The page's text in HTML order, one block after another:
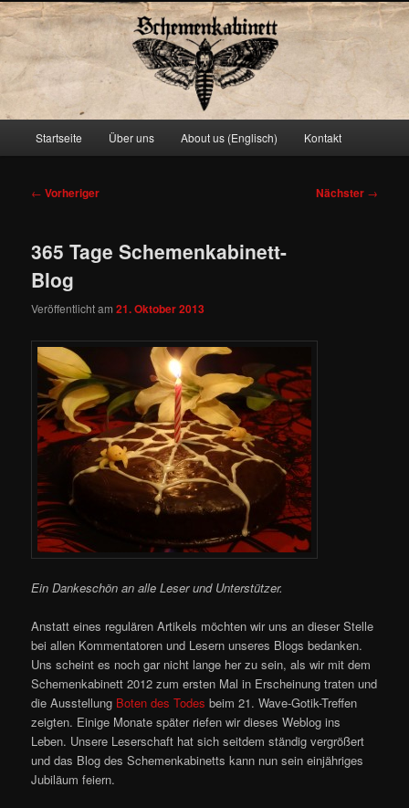
Schemenkabinett
Zum
springen
Startseite Über uns About us (Englisch) Kontakt
Beitragsnavigation
← Vorheriger Nächster →
365 Tage Schemenkabinett-
Blog
Veröffentlicht am21. Oktober 2013
Ein Dankeschön an alle Leser und Unterstützer.
Anstatt eines regulären Artikels möchten wir uns an dieser Stelle
bei allen Kommentatoren und Lesern unseres Blogs bedanken.
Uns scheint es noch gar nicht lange her zu sein, als wir mit dem
Schemenkabinett 2012 zum ersten Mal in Erscheinung traten und
die Ausstellung Boten des Todes beim 21. Wave-Gotik-Treffen
zeigten. Einige Monate später riefen wir dieses Weblog ins
Leben. Unsere Leserschaft hat sich seitdem ständig vergrößert
und das Blog des Schemenkabinetts kann nun sein einjähriges
Jubiläum feiern.